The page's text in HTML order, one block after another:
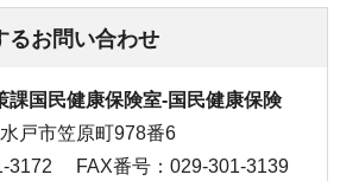
るお問い合わせ
課国民健康保険室-国民健康保険
戸市笠原町978番6
3172
FAX番号：029-301-3139